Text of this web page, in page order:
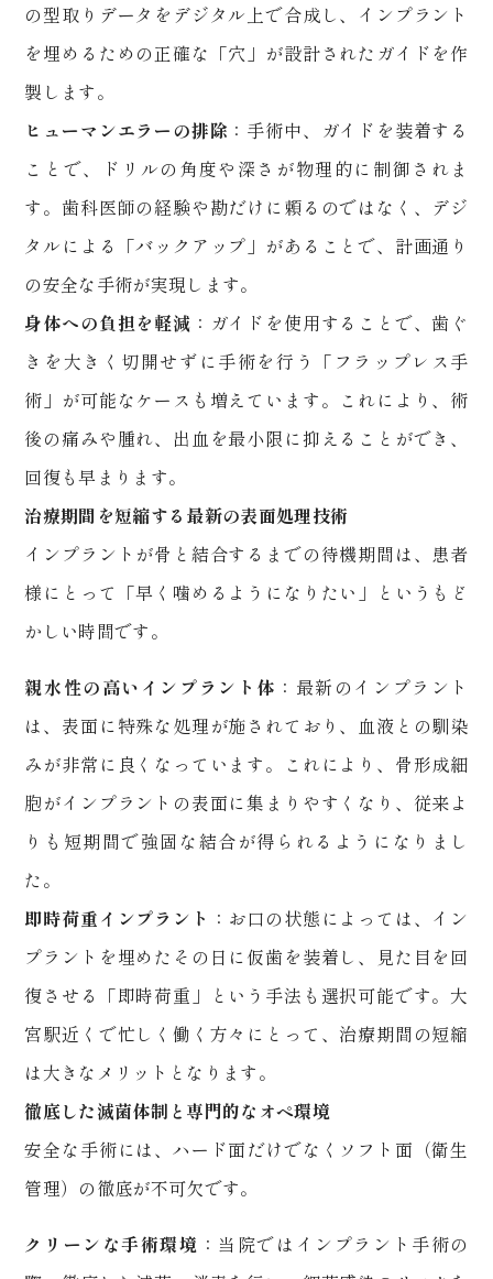
の型取りデータをデジタル上で合成し、インプラント
を埋めるための正確な「穴」が設計されたガイドを作
製します。
ヒューマンエラーの排除 ：手術中、ガイドを装着する
ことで、ドリルの角度や深さが物理的に制御されま
す。歯科医師の経験や勘だけに頼るのではなく、デジ
タルによる「バックアップ」があることで、計画通り
の安全な手術が実現します。
身体への負担を軽減 ：ガイドを使用することで、歯ぐ
きを大きく切開せずに手術を行う「フラップレス手
術」が可能なケースも増えています。これにより、術
後の痛みや腫れ、出血を最小限に抑えることができ、
回復も早まります。
治療期間を短縮する最新の表面処理技術
インプラントが骨と結合するまでの待機期間は、患者
様にとって「早く噛めるようになりたい」というもど
かしい時間です。
親水性の高いインプラント体 ：最新のインプラント
は、表面に特殊な処理が施されており、血液との馴染
みが非常に良くなっています。これにより、骨形成細
胞がインプラントの表面に集まりやすくなり、従来よ
りも短期間で強固な結合が得られるようになりまし
た。
即時荷重インプラント ：お口の状態によっては、イン
プラントを埋めたその日に仮歯を装着し、見た目を回
復させる「即時荷重」という手法も選択可能です。大
宮駅近くで忙しく働く方々にとって、治療期間の短縮
は大きなメリットとなります。
徹底した滅菌体制と専門的なオペ環境
安全な手術には、ハード面だけでなくソフト面（衛生
管理）の徹底が不可欠です。
クリーンな手術環境 ：当院ではインプラント手術の